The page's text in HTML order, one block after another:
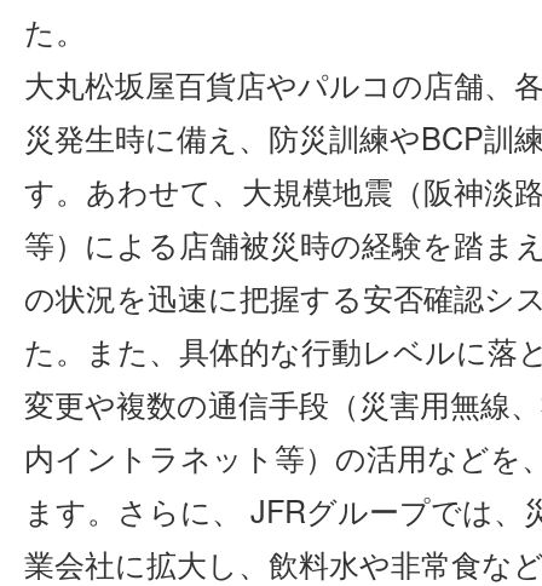
た。
大丸松坂屋百貨店やパルコの店舗、
災発生時に備え、防災訓練やBCP訓
す。あわせて、大規模地震（阪神淡
等）による店舗被災時の経験を踏ま
の状況を迅速に把握する安否確認シ
た。また、具体的な行動レベルに落
変更や複数の通信手段（災害用無線
内イントラネット等）の活用などを
ます。さらに、 JFRグループでは、
業会社に拡大し、飲料水や非常食な